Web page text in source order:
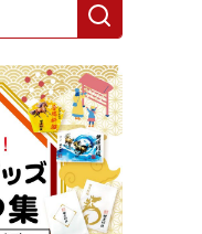
・異動・訃報
訃報
特集